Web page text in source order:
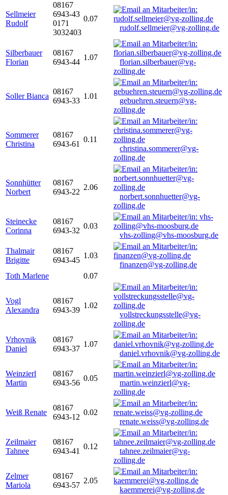
Sellmeier
Rudolf
08167
6943-43
0171
3032403
0.07
rudolf.sellmeier@vg-zolling.de
Silberbauer
Florian
08167
6943-44
1.07
florian.silberbauer@vg-
zolling.de
Soller Bianca
08167
6943-33
1.01
gebuehren.steuern@vg-
zolling.de
Sommerer
Christina
08167
6943-61
0.11
christina.sommerer@vg-
zolling.de
Sonnhütter
Norbert
08167
6943-22
2.06
norbert.sonnhuetter@vg-
zolling.de
Steinecke
Corinna
08167
6943-32
0.03
vhs-zolling@vhs-moosburg.de
Thalmair
Brigitte
08167
6943-45
1.03
finanzen@vg-zolling.de
Toth Marlene
0.07
Vogl
Alexandra
08167
6943-39
1.02
vollstreckungsstelle@vg-
zolling.de
Vrhovnik
Daniel
08167
6943-37
1.07
daniel.vrhovnik@vg-zolling.de
Weinzierl
Martin
08167
6943-56
0.05
martin.weinzierl@vg-
zolling.de
Weiß Renate
08167
6943-12
0.02
renate.weiss@vg-zolling.de
Zeilmaier
Tahnee
08167
6943-41
0.12
tahnee.zeilmaier@vg-
zolling.de
Zelmer
Mariola
08167
6943-57
2.05
kaemmerei@vg-zolling.de